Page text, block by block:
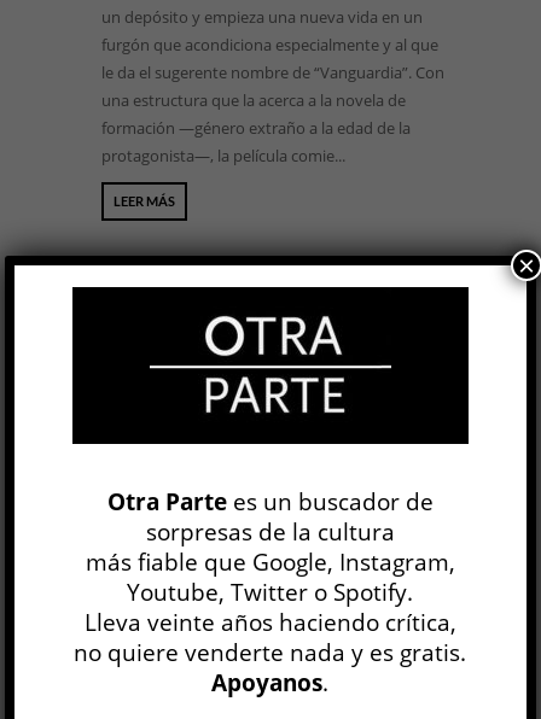
un depósito y empieza una nueva vida en un
furgón que acondiciona especialmente y al que
le da el sugerente nombre de “Vanguardia”. Con
una estructura que la acerca a la novela de
formación —género extraño a la edad de la
protagonista—, la película comie...
LEER MÁS
NEWSLETTER
EDICIÓN IMPRESA
Otra Partees un buscador de
sorpresas de la cultura
más fiable que Google, Instagram,
Youtube, Twitter o Spotify.
Lleva veinte años haciendo crítica,
no quiere venderte nada y es gratis.
Apoyanos.
×